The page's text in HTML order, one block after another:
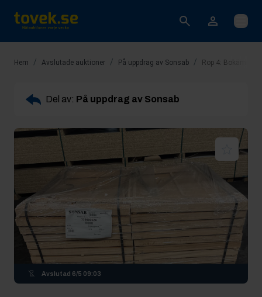
Öppna
Hem / Avslutade auktioner / På uppdrag av Sonsab / Rop 4: Bokämne
Del av: På uppdrag av Sonsab
Avslutad 6/5 09:03